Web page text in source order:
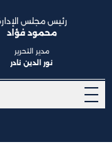
رئيس مجلس
محمود فؤاد
مدير التحرير
نور الدين نادر